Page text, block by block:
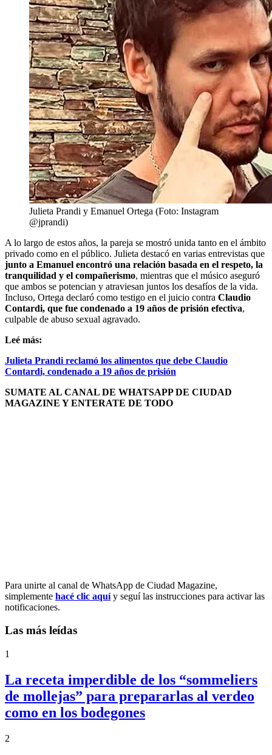
Julieta Prandi y Emanuel Ortega (Foto: Instagram
@jprandi)
A lo largo de estos años, la pareja se mostró unida tanto en el ámbito
privado como en el público. Julieta destacó en varias entrevistas que
junto a Emanuel encontró una relación basada en el respeto, la
tranquilidad y el compañerismo, mientras que el músico aseguró
que ambos se potencian y atraviesan juntos los desafíos de la vida.
Incluso, Ortega declaró como testigo en el juicio contra Claudio
Contardi, que fue condenado a 19 años de prisión efectiva,
culpable de abuso sexual agravado.
Leé más:
Julieta Prandi reclamó los alimentos que debe Claudio
Contardi, condenado a 19 años de prisión
SUMATE AL CANAL DE WHATSAPP DE CIUDAD
MAGAZINE Y ENTERATE DE TODO
Para unirte al canal de WhatsApp de Ciudad Magazine,
simplemente hacé clic aquíy seguí las instrucciones para activar las
notificaciones.
Las más leídas
1
La receta imperdible de los “sommeliers
de mollejas” para prepararlas al verdeo
como en los bodegones
2